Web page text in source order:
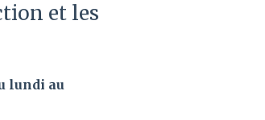
et les
lundi au